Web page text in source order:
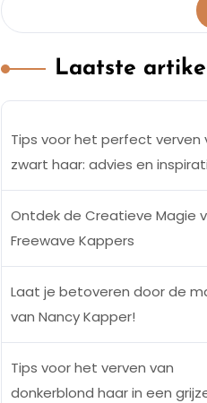
Laatste
Tips voor het perfect verven
zwart haar: advies en
Ontdek de Creatieve Magie
Freewave Kappers
Laat je betoveren door de
van Nancy Kapper!
Tips voor het verven van
donkerblond haar in een